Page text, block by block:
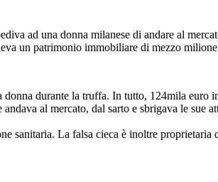
ad una donna milanese di andare al
un patrimonio immobiliare di mezzo
durante la truffa. In tutto, 124mila euro
al mercato, dal sarto e sbrigava le sue
sanitaria. La falsa cieca è inoltre